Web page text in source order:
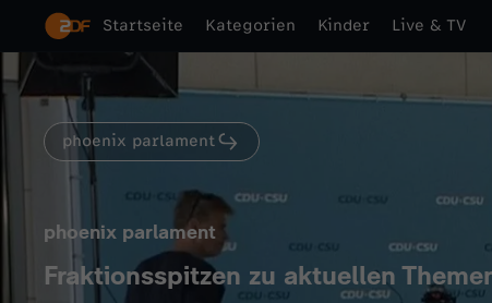
Startseite Kategorien Kinder Live & TV
phoenix parlament
phoenix parlament
Fraktionsspitzen zu aktuellen